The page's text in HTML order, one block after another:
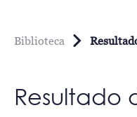
Biblioteca
Resultado